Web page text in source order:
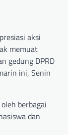
aksi
memuat
gedung DPRD
ini, Senin
berbagai
dan